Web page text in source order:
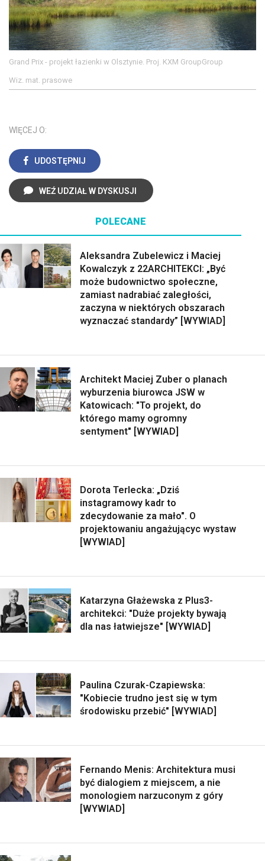
Grand Prix - projekt łazienki w Olsztynie. Proj. KXM GroupGroup
Wiz. mat. prasowe
WIĘCEJ O:
UDOSTĘPNIJ
WEŹ UDZIAŁ W DYSKUSJI
POLECANE
Aleksandra Zubelewicz i Maciej
Kowalczyk z 22ARCHITEKCI: „Być
może budownictwo społeczne,
zamiast nadrabiać zaległości,
zaczyna w niektórych obszarach
wyznaczać standardy” [WYWIAD]
Architekt Maciej Zuber o planach
wyburzenia biurowca JSW w
Katowicach: "To projekt, do
którego mamy ogromny
sentyment" [WYWIAD]
Dorota Terlecka: „Dziś
instagramowy kadr to
zdecydowanie za mało". O
projektowaniu angażującyc wystaw
[WYWIAD]
Katarzyna Głażewska z Plus3-
architekci: "Duże projekty bywają
dla nas łatwiejsze" [WYWIAD]
Paulina Czurak-Czapiewska:
"Kobiecie trudno jest się w tym
środowisku przebić" [WYWIAD]
Fernando Menis: Architektura musi
być dialogiem z miejscem, a nie
monologiem narzuconym z góry
[WYWIAD]